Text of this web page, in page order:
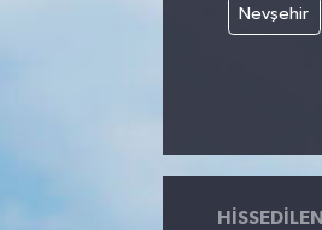
Nevşehir
HISSEDILEN